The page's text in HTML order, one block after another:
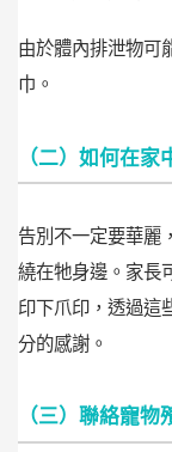
由於體內排泄物可
巾。
（二）如何在
告別不一定要華麗
繞在牠身邊。家長
印下爪印，透過這
分的感謝。
（三）聯絡寵